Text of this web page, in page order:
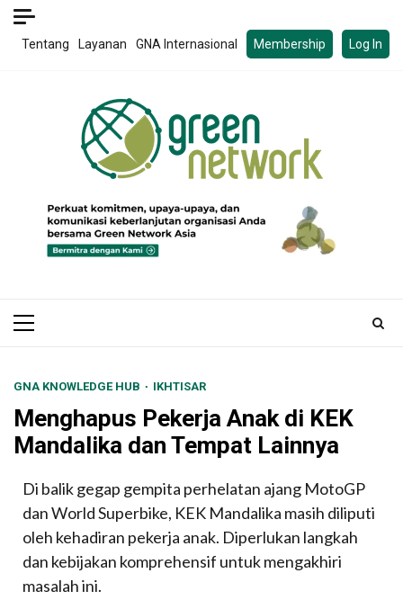
Skip
Tentang Layanan GNA Internasional Membership Log In
Primary
GNA KNOWLEDGE HUB IKHTISAR
Menghapus Pekerja Anak di KEK
Mandalika dan Tempat Lainnya
Di balik gegap gempita perhelatan ajang MotoGP
dan World Superbike, KEK Mandalika masih diliputi
oleh kehadiran pekerja anak. Diperlukan langkah
dan kebijakan komprehensif untuk mengakhiri
masalah ini.